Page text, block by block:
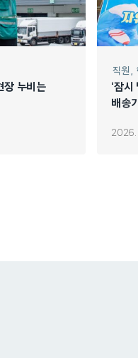
장 누비는
직원
‘잠시
배송
2026.